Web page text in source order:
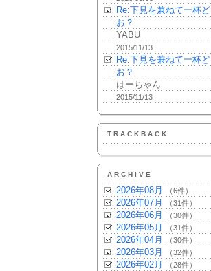
Re:下見を兼ねて一杯ど
お？
YABU
2015/11/13
Re:下見を兼ねて一杯ど
お？
はーちゃん
2015/11/13
TRACKBACK
ARCHIVE
2026年08月 （6件）
2026年07月 （31件）
2026年06月 （30件）
2026年05月 （31件）
2026年04月 （30件）
2026年03月 （32件）
2026年02月 （28件）